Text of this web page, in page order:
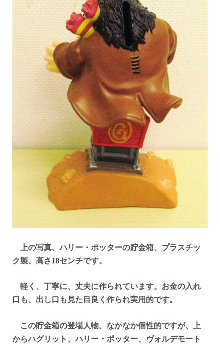
上の写真、ハリー・ポッターの貯金箱、プラスチッ
ク製、高さ18センチです。
軽く、丁寧に、丈夫に作られています。お金の入れ
口も、出し口も見た目良く作られ実用的です。
この貯金箱の登場人物、なかなか個性的ですが、上
からハグリット、ハリー・ポッター、ヴォルデモート